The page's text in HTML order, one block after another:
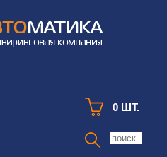
0 ШТ.